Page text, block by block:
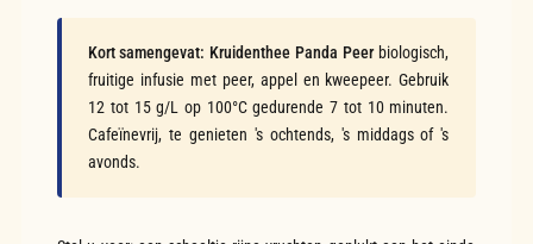
Kort samengevat: Kruidenthee Panda Peerbiologisch,
fruitige infusie met peer, appel en kweepeer. Gebruik
12 tot 15 g/L op 100°C gedurende 7 tot 10 minuten.
Cafeïnevrij, te genieten 's ochtends, 's middags of 's
avonds.